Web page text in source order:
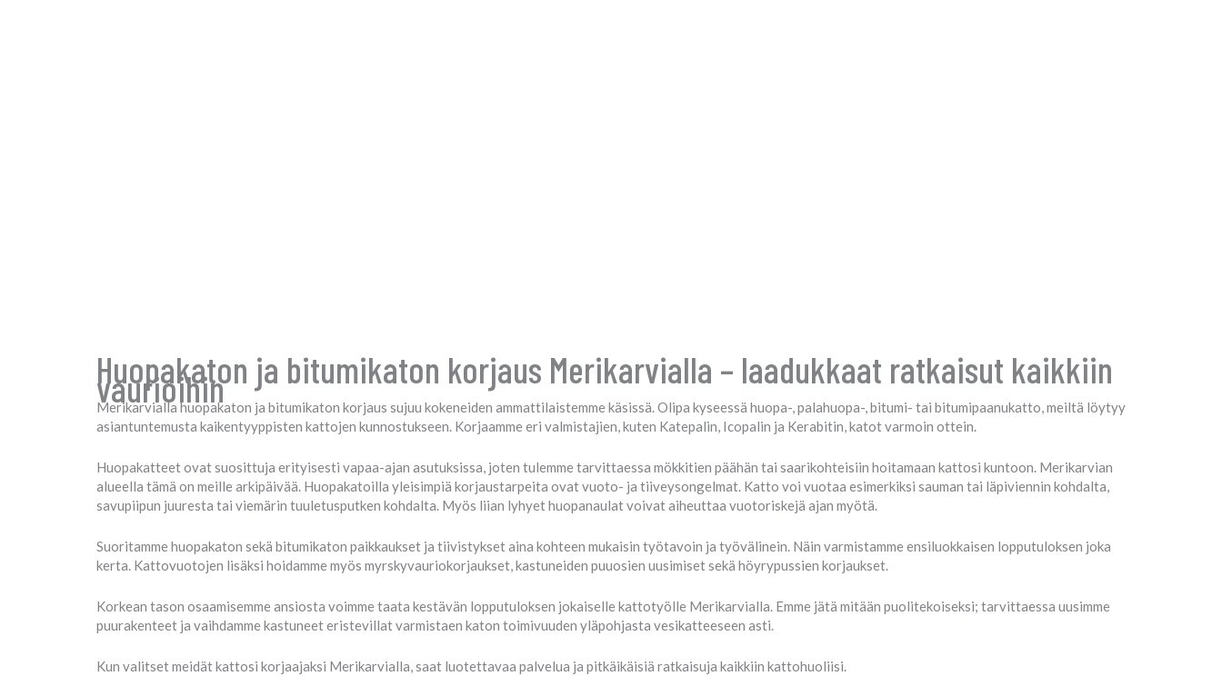
Huopakaton ja bitumikaton korjaus Merikarvialla – laadukkaat ratkaisut kaikkiin
vaurioihin
Merikarvialla huopakaton ja bitumikaton korjaus sujuu kokeneiden ammattilaistemme käsissä. Olipa kyseessä huopa-, palahuopa-, bitumi- tai bitumipaanukatto, meiltä löytyy
asiantuntemusta kaikentyyppisten kattojen kunnostukseen. Korjaamme eri valmistajien, kuten Katepalin, Icopalin ja Kerabitin, katot varmoin ottein.
Huopakatteet ovat suosittuja erityisesti vapaa-ajan asutuksissa, joten tulemme tarvittaessa mökkitien päähän tai saarikohteisiin hoitamaan kattosi kuntoon. Merikarvian
alueella tämä on meille arkipäivää. Huopakatoilla yleisimpiä korjaustarpeita ovat vuoto- ja tiiveysongelmat. Katto voi vuotaa esimerkiksi sauman tai läpiviennin kohdalta,
savupiipun juuresta tai viemärin tuuletusputken kohdalta. Myös liian lyhyet huopanaulat voivat aiheuttaa vuotoriskejä ajan myötä.
Suoritamme huopakaton sekä bitumikaton paikkaukset ja tiivistykset aina kohteen mukaisin työtavoin ja työvälinein. Näin varmistamme ensiluokkaisen lopputuloksen joka
kerta. Kattovuotojen lisäksi hoidamme myös myrskyvauriokorjaukset, kastuneiden puuosien uusimiset sekä höyrypussien korjaukset.
Korkean tason osaamisemme ansiosta voimme taata kestävän lopputuloksen jokaiselle kattotyölle Merikarvialla. Emme jätä mitään puolitekoiseksi; tarvittaessa uusimme
puurakenteet ja vaihdamme kastuneet eristevillat varmistaen katon toimivuuden yläpohjasta vesikatteeseen asti.
Kun valitset meidät kattosi korjaajaksi Merikarvialla, saat luotettavaa palvelua ja pitkäikäisiä ratkaisuja kaikkiin kattohuoliisi.